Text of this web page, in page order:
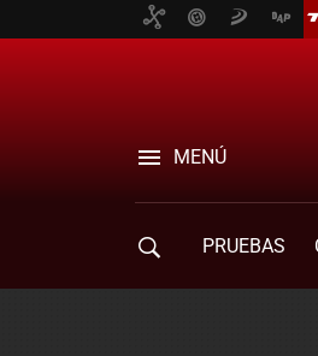
MENÚ
PRUEBAS